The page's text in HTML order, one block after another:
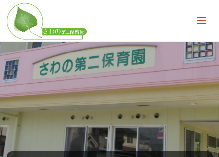
二
保
育
園
子
ど
も
限
可
能
性